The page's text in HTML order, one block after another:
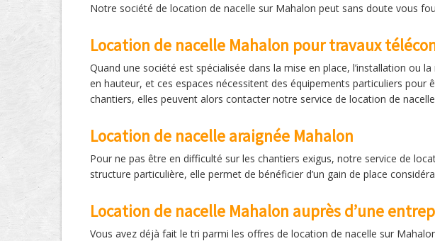
Notre société de location de nacelle sur Mahalon peut sans doute vous
Location de nacelle Mahalon pour travaux
Quand une société est spécialisée dans la mise en place, l’installation ou
en hauteur, et ces espaces nécessitent des équipements particuliers
chantiers, elles peuvent alors contacter notre service de location de
Location de nacelle araignée Mahalon
Pour ne pas être en difficulté sur les chantiers exigus, notre service de
structure particulière, elle permet de bénéficier d’un gain de place
Location de nacelle Mahalon auprès d’une
Vous avez déjà fait le tri parmi les offres de location de nacelle sur